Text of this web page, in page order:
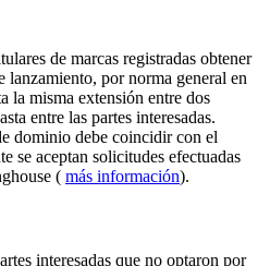
de marcas registradas obtener
lanzamiento, por norma general en
la misma extensión entre dos
entre las partes interesadas.
dominio debe coincidir con el
se aceptan solicitudes efectuadas
( más información).
interesadas que no optaron por